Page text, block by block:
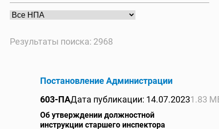
Результаты поиска: 2968
Постановление Администрации
603-ПАДата публикации: 14.07.20231.83
Об утверждении должностной
инструкции старшего инспектора